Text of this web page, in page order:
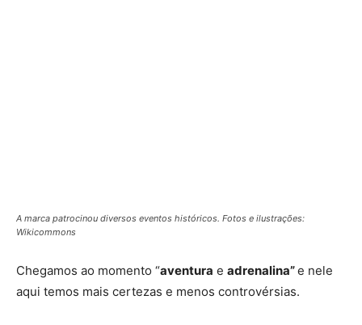
A marca patrocinou diversos eventos históricos. Fotos e ilustrações:
Wikicommons
Chegamos ao momento “aventura e adrenalina”e nele
aqui temos mais certezas e menos controvérsias.